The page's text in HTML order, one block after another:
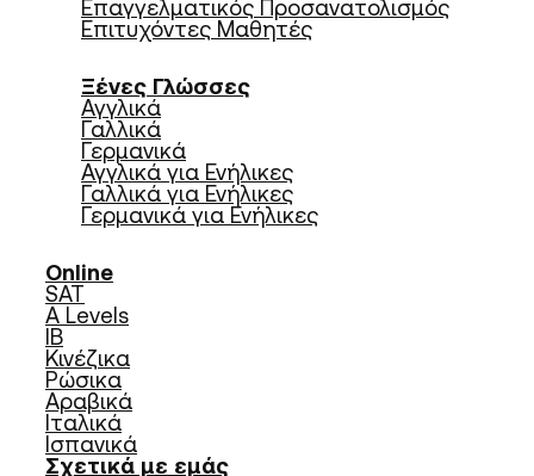
Επαγγελματικός Προσανατολισμός
Επιτυχόντες Μαθητές
Ξένες Γλώσσες
Αγγλικά
Γαλλικά
Γερμανικά
Αγγλικά για Ενήλικες
Γαλλικά για Ενήλικες
Γερμανικά για Ενήλικες
Online
SAT
A Levels
IB
Κινέζικα
Ρώσικα
Αραβικά
Ιταλικά
Ισπανικά
Σχετικά με εμάς